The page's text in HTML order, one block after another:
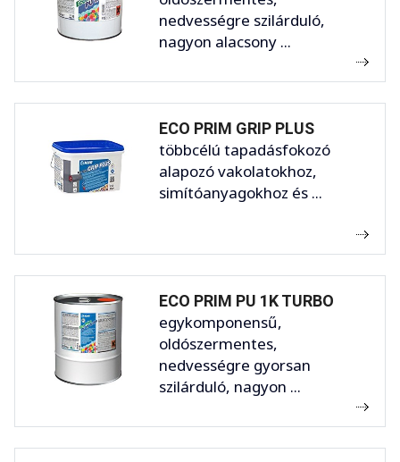
nedvességre szilárduló,
nagyon alacsony ...
ECO PRIM GRIP PLUS
többcélú tapadásfokozó
alapozó vakolatokhoz,
simítóanyagokhoz és ...
ECO PRIM PU 1K TURBO
egykomponensű,
oldószermentes,
nedvességre gyorsan
szilárduló, nagyon ...